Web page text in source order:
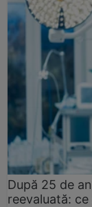
După 25 de
reevaluată: